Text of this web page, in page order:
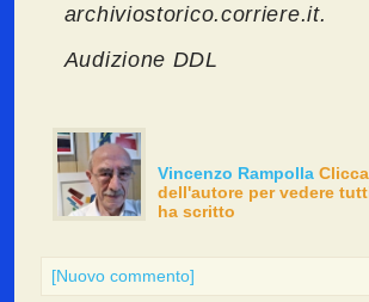
archiviostorico.corriere.it.
Audizione DDL
Vincenzo Rampolla
dell'autore per vedere
ha scritto
[Nuovo commento]